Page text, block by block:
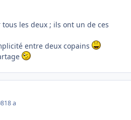
les deux ; ils ont un de ces
entre deux copains
18 a